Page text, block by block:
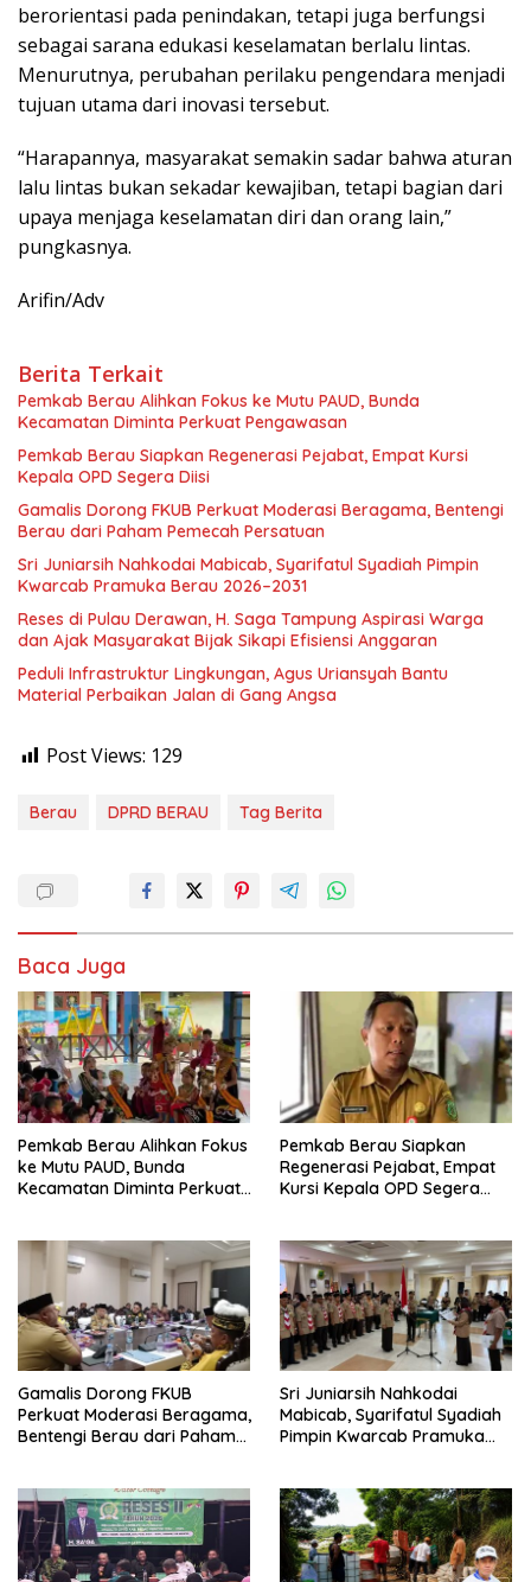
berorientasi pada penindakan, tetapi juga berfungsi
sebagai sarana edukasi keselamatan berlalu lintas.
Menurutnya, perubahan perilaku pengendara menjadi
tujuan utama dari inovasi tersebut.
“Harapannya, masyarakat semakin sadar bahwa aturan
lalu lintas bukan sekadar kewajiban, tetapi bagian dari
upaya menjaga keselamatan diri dan orang lain,”
pungkasnya.
Arifin/Adv
Berita Terkait
Pemkab Berau Alihkan Fokus ke Mutu PAUD, Bunda
Kecamatan Diminta Perkuat Pengawasan
Pemkab Berau Siapkan Regenerasi Pejabat, Empat Kursi
Kepala OPD Segera Diisi
Gamalis Dorong FKUB Perkuat Moderasi Beragama, Bentengi
Berau dari Paham Pemecah Persatuan
Sri Juniarsih Nahkodai Mabicab, Syarifatul Syadiah Pimpin
Kwarcab Pramuka Berau 2026–2031
Reses di Pulau Derawan, H. Saga Tampung Aspirasi Warga
dan Ajak Masyarakat Bijak Sikapi Efisiensi Anggaran
Peduli Infrastruktur Lingkungan, Agus Uriansyah Bantu
Material Perbaikan Jalan di Gang Angsa
Post Views: 129
Berau DPRD BERAU Tag Berita
Baca Juga
Pemkab Berau Alihkan Fokus
ke Mutu PAUD, Bunda
Kecamatan Diminta Perkuat
Pemkab Berau Siapkan
Regenerasi Pejabat, Empat
Kursi Kepala OPD Segera
Gamalis Dorong FKUB
Perkuat Moderasi Beragama,
Bentengi Berau dari Paham
Sri Juniarsih Nahkodai
Mabicab, Syarifatul Syadiah
Pimpin Kwarcab Pramuka